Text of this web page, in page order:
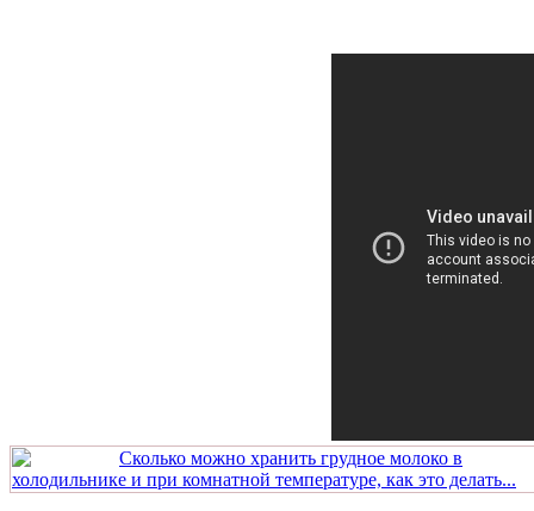
Сколько можно хранить грудное молоко в
холодильнике и при комнатной температуре, как это делать...